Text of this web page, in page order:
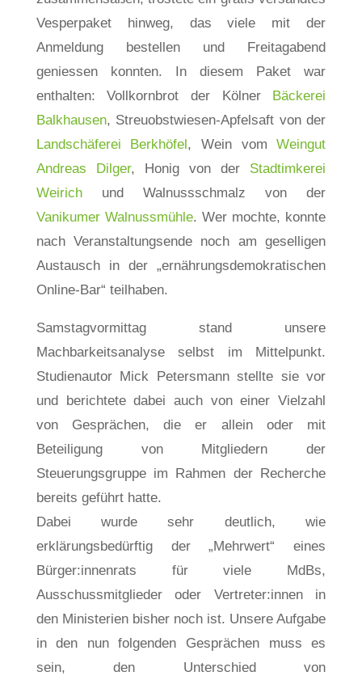
Vesperpaket hinweg, das viele mit der
Anmeldung bestellen und Freitagabend
geniessen konnten. In diesem Paket war
enthalten: Vollkornbrot der Kölner Bäckerei
Balkhausen, Streuobstwiesen-Apfelsaft von der
Landschäferei Berkhöfel, Wein vomWeingut
Andreas Dilger, Honig von der Stadtimkerei
Weirichund Walnussschmalz von der
Vanikumer Walnussmühle. Wer mochte, konnte
nach Veranstaltungsende noch am geselligen
Austausch in der „ernährungsdemokratischen
Online-Bar“ teilhaben.
Samstagvormittag stand unsere
Machbarkeitsanalyse selbst im Mittelpunkt.
Studienautor Mick Petersmann stellte sie vor
und berichtete dabei auch von einer Vielzahl
von Gesprächen, die er allein oder mit
Beteiligung von Mitgliedern der
Steuerungsgruppe im Rahmen der Recherche
bereits geführt hatte.
Dabei wurde sehr deutlich, wie
erklärungsbedürftig der „Mehrwert“ eines
Bürger:innenrats für viele MdBs,
Ausschussmitglieder oder Vertreter:innen in
den Ministerien bisher noch ist. Unsere Aufgabe
in den nun folgenden Gesprächen muss es
sein, den Unterschied von